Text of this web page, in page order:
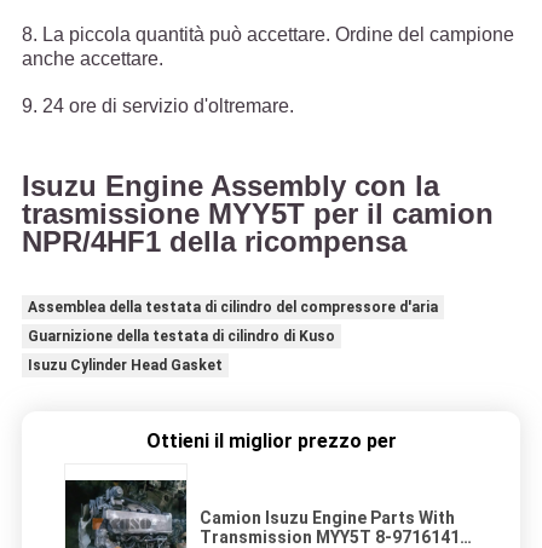
8. La piccola quantità può accettare. Ordine del campione
anche accettare.
9. 24 ore di servizio d'oltremare.
Isuzu Engine Assembly con la
trasmissione MYY5T per il camion
NPR/4HF1 della ricompensa
Assemblea della testata di cilindro del compressore d'aria
Guarnizione della testata di cilindro di Kuso
Isuzu Cylinder Head Gasket
Ottieni il miglior prezzo per
Camion Isuzu Engine Parts With
Transmission MYY5T 8-97161415-